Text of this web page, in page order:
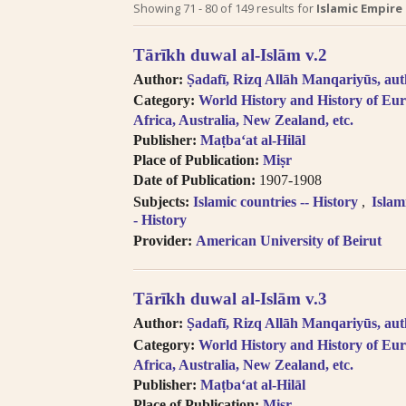
Search tips in Arabic
Searches you perform on this
descriptive information about
and Arabic, but not the full texts of
searching technologies for Arabic
to introduce full-text searching.
Books in multi-volume works
search results. In the book viewer,
titles” to read the other volumes.
Click on hyper-linked metadata
the same category.
Transliteration (for consonants)
theLOC transliteration system.
Pronunciation follows Modern
Diacritical vowels are
i.e. Ḥajjāj = Hajjaj.
Try searching places by
Cairo, Qahira, Qahirah, Tehran,
Try searching places in English,
Showing 71 - 80 of 149 results for Islamic
Tārīkh duwal al-Islām v.2
Author: Ṣadafī, Rizq Allāh Manqariyūs,
Category: World History and History of
Africa, Australia, New Zealand, etc.
Publisher: Maṭba‘at al-Hilāl
Place of Publication: Miṣr
Date of Publication: 1907-1908
Subjects: Islamic countries -- History
- History
Provider: American University of Beirut
Tārīkh duwal al-Islām v.3
Author: Ṣadafī, Rizq Allāh Manqariyūs,
Category: World History and History of
Africa, Australia, New Zealand, etc.
Publisher: Maṭba‘at al-Hilāl